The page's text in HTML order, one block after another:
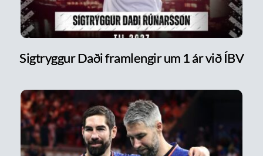
Sigtryggur Daði framlengir um 1 ár við ÍBV